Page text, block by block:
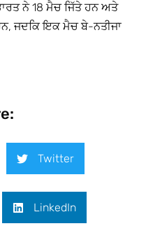
ਨੇ 18 ਮੈਚ ਜਿੱਤੇ ਹਨ ਅਤੇ
ਜਦਕਿ ਇਕ ਮੈਚ ਬੇ-ਨਤੀਜਾ
Twitter
LinkedIn